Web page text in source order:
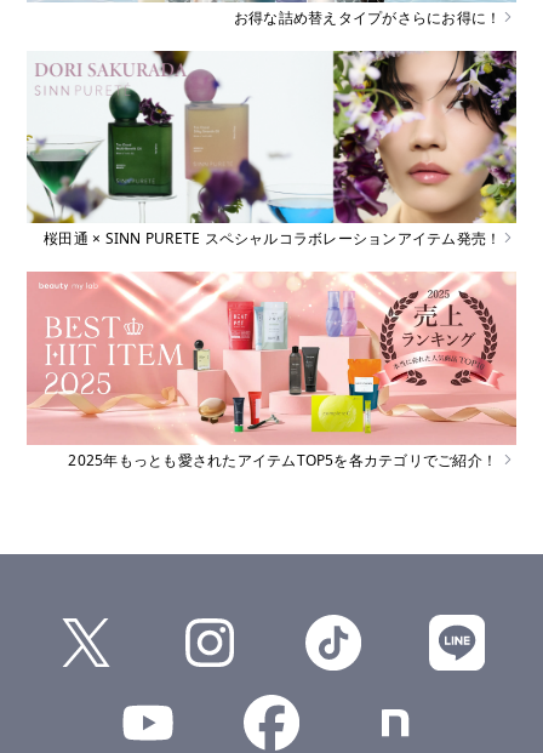
お得な詰め替えタイプがさらにお得に！
桜田通 × SINN PURETE スペシャルコラボレーションアイテム発売！
2025年もっとも愛されたアイテムTOP5を各カテゴリでご紹介！